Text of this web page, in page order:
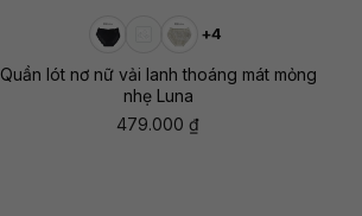
+4
Quần lót nơ nữ vải lanh thoáng mát mỏng
nhẹ Luna
479.000 ₫